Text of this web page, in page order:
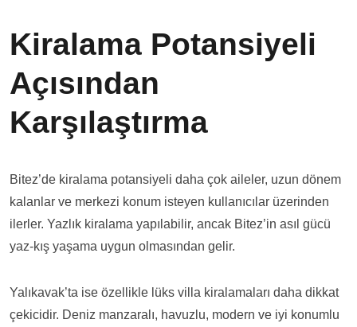
Kiralama Potansiyeli
Açısından
Karşılaştırma
Bitez’de kiralama potansiyeli daha çok aileler, uzun dönem
kalanlar ve merkezi konum isteyen kullanıcılar üzerinden
ilerler. Yazlık kiralama yapılabilir, ancak Bitez’in asıl gücü
yaz-kış yaşama uygun olmasından gelir.
Yalıkavak’ta ise özellikle lüks villa kiralamaları daha dikkat
çekicidir. Deniz manzaralı, havuzlu, modern ve iyi konumlu